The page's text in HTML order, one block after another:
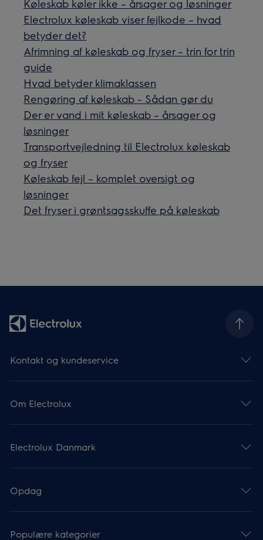
Køleskab køler ikke – årsager og løsninger
Electrolux køleskab viser fejlkode – hvad
betyder det?
Afrimning af køleskab og fryser – trin for trin
guide
Hvad betyder klimaklassen
Rengøring af køleskab - Sådan gør du
Der er vand i mit køleskab – årsager og
løsninger
Transportvejledning til Electrolux køleskab
og fryser
Køleskab fejl – komplet oversigt og
løsninger
Det fryser i grøntsagsskuffe på køleskab
Kontakt og kundeservice
Om Electrolux
Electrolux Danmark
Opdag
Populære kategorier